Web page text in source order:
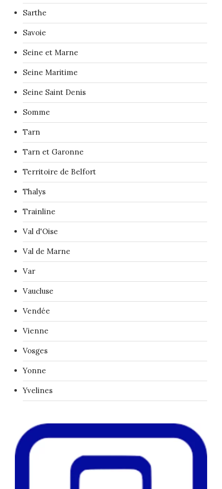
Sarthe
Savoie
Seine et Marne
Seine Maritime
Seine Saint Denis
Somme
Tarn
Tarn et Garonne
Territoire de Belfort
Thalys
Trainline
Val d'Oise
Val de Marne
Var
Vaucluse
Vendée
Vienne
Vosges
Yonne
Yvelines